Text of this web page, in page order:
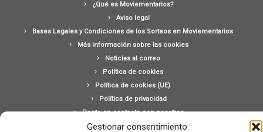
Gestionar consentimiento
¿Qué es Moviementarios?
Aviso legal
Bases Legales y Condiciones de los Sorteos en Moviementarios
Más información sobre las cookies
Noticias al correo
Política de cookies
Política de cookies (UE)
Política de privacidad
Ponte en contacto con nosotros